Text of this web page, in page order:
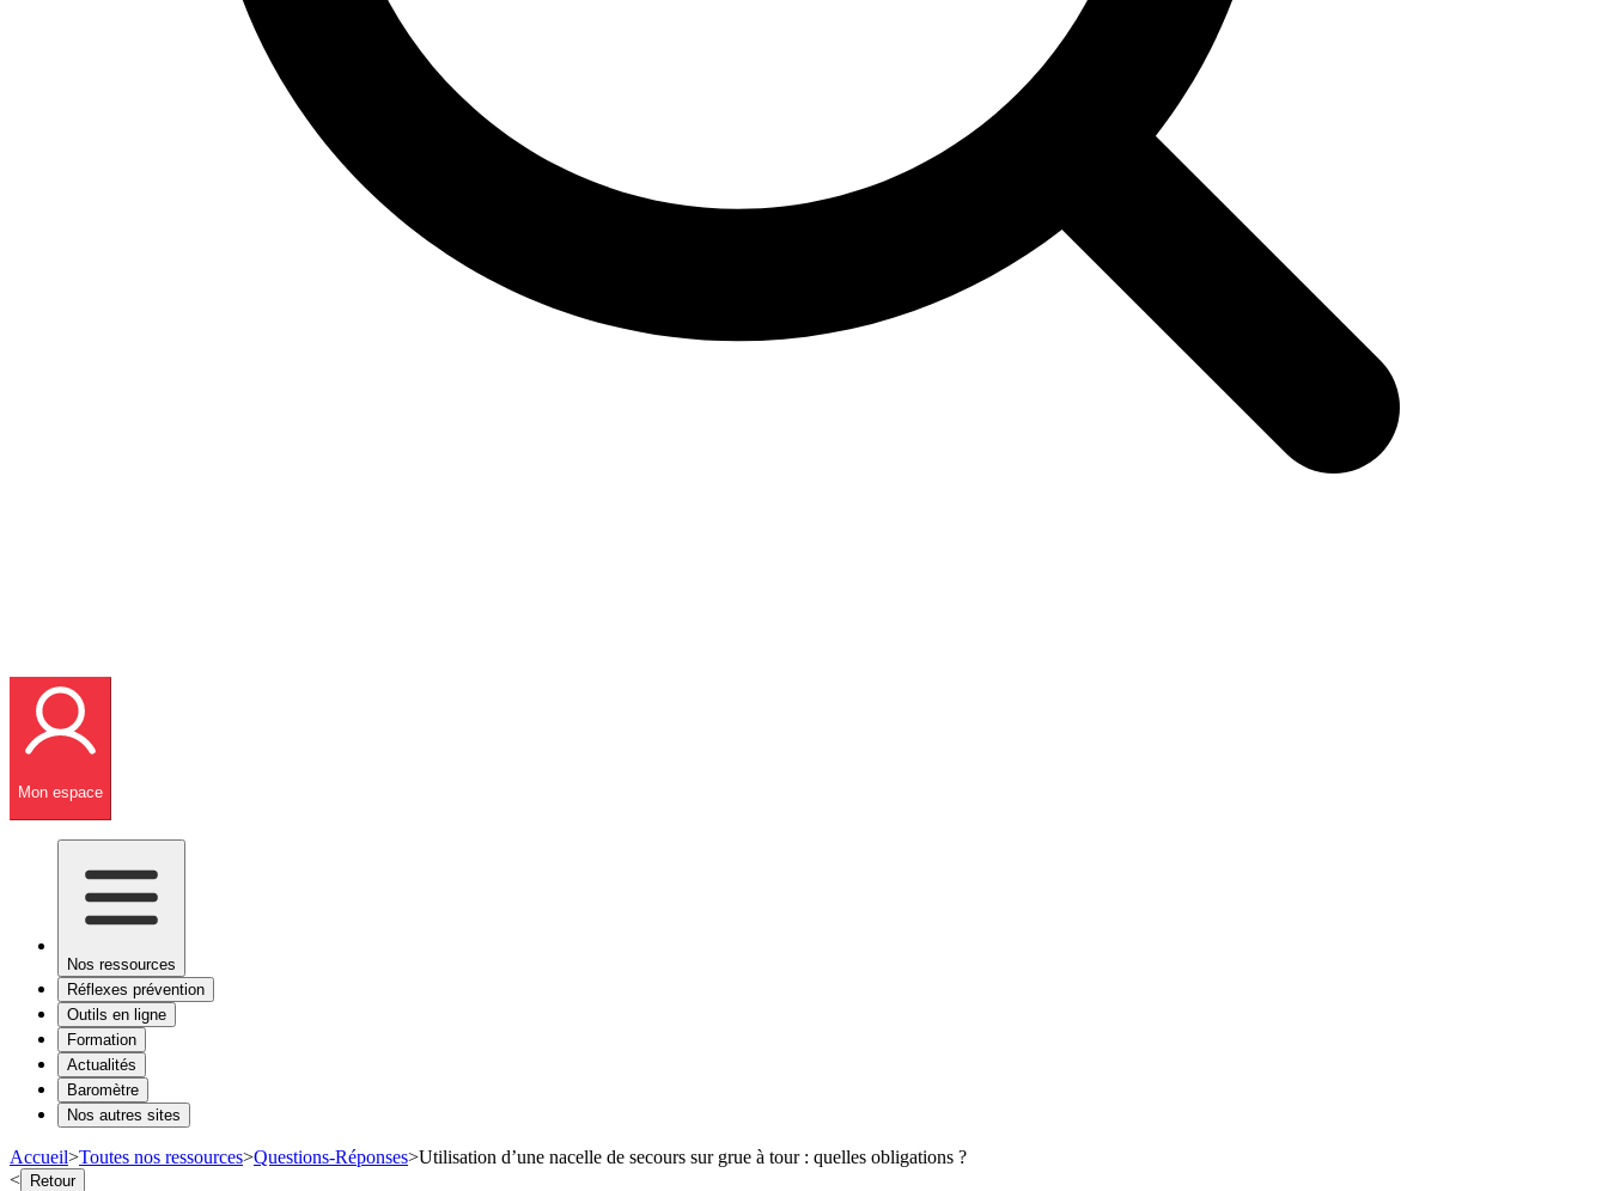
Mon espace
Nos ressources
Réflexes prévention
Outils en ligne
Formation
Actualités
Baromètre
Nos autres sites
Accueil>Toutes nos ressources>Questions-Réponses>Utilisation d’une nacelle de secours sur grue à tour : quelles obligations ?
< Retour